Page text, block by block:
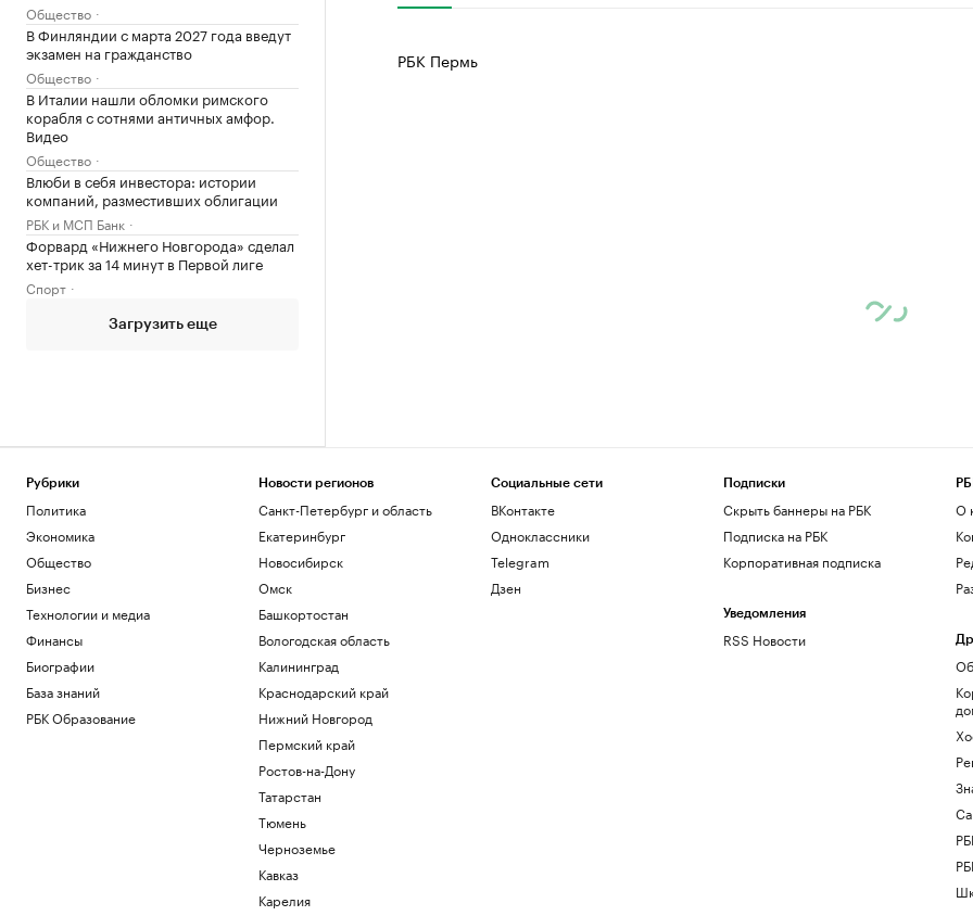
Общество
В Финляндии с марта 2027 года введут
экзамен на гражданство
Общество
В Италии нашли обломки римского
корабля с сотнями античных амфор.
Видео
Общество
Влюби в себя инвестора: истории
компаний, разместивших облигации
РБК и МСП Банк
Форвард «Нижнего Новгорода» сделал
хет-трик за 14 минут в Первой лиге
Спорт
Загрузить еще
РБК Пермь
Рубрики
Политика
Экономика
Общество
Бизнес
Технологии и медиа
Финансы
Биографии
База знаний
РБК Образование
Новости регионов
Санкт-Петербург и область
Екатеринбург
Новосибирск
Омск
Башкортостан
Вологодская область
Калининград
Краснодарский край
Нижний Новгород
Пермский край
Ростов-на-Дону
Татарстан
Тюмень
Черноземье
Кавказ
Карелия
Социальные сети
ВКонтакте
Одноклассники
Telegram
Дзен
Подписки
Скрыть баннеры на РБК
Подписка на РБК
Корпоративная подписка
Уведомления
RSS Новости
О